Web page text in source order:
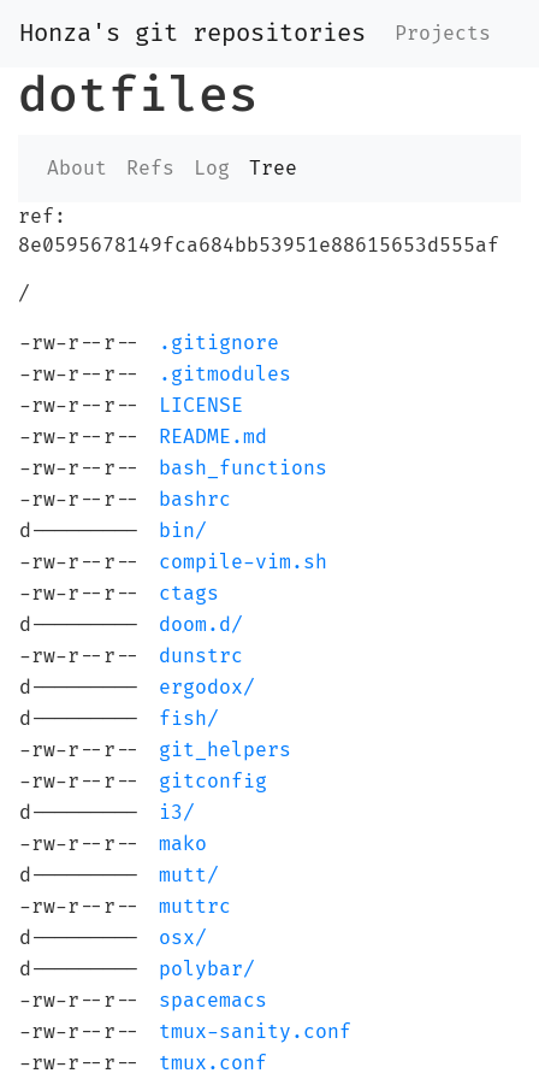
Honza's git repositories Projects
dotfiles
About Refs Log
Tree
ref:
8e0595678149fca684bb53951e88615653d555af
/
-rw-r--r--
.gitignore
-rw-r--r--
.gitmodules
-rw-r--r--
LICENSE
-rw-r--r--
README.md
-rw-r--r--
bash_functions
-rw-r--r--
bashrc
d---------
bin/
-rw-r--r--
compile-vim.sh
-rw-r--r--
ctags
d---------
doom.d/
-rw-r--r--
dunstrc
d---------
ergodox/
d---------
fish/
-rw-r--r--
git_helpers
-rw-r--r--
gitconfig
d---------
i3/
-rw-r--r--
mako
d---------
mutt/
-rw-r--r--
muttrc
d---------
osx/
d---------
polybar/
-rw-r--r--
spacemacs
-rw-r--r--
tmux-sanity.conf
-rw-r--r--
tmux.conf